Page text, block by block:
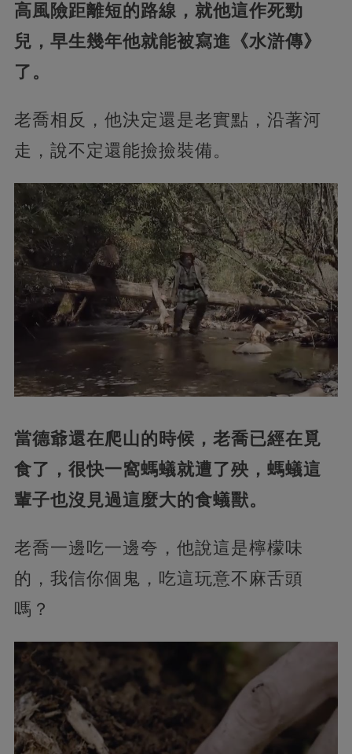
高風險距離短的路線，就他這作死勁
兒，早生幾年他就能被寫進《水滸傳》
了。
老喬相反，他決定還是老實點，沿著河
走，說不定還能撿撿裝備。
當德爺還在爬山的時候，老喬已經在覓
食了，很快一窩螞蟻就遭了殃，螞蟻這
輩子也沒見過這麼大的食蟻獸。
老喬一邊吃一邊夸，他說這是檸檬味
的，我信你個鬼，吃這玩意不麻舌頭
嗎？